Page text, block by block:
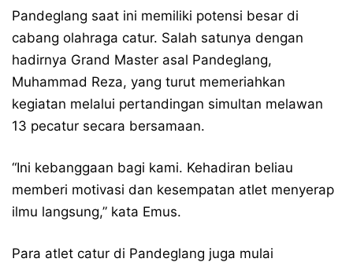
Pandeglang saat ini memiliki potensi besar di
cabang olahraga catur. Salah satunya dengan
hadirnya Grand Master asal Pandeglang,
Muhammad Reza, yang turut memeriahkan
kegiatan melalui pertandingan simultan melawan
13 pecatur secara bersamaan.
“Ini kebanggaan bagi kami. Kehadiran beliau
memberi motivasi dan kesempatan atlet menyerap
ilmu langsung,” kata Emus.
Para atlet catur di Pandeglang juga mulai